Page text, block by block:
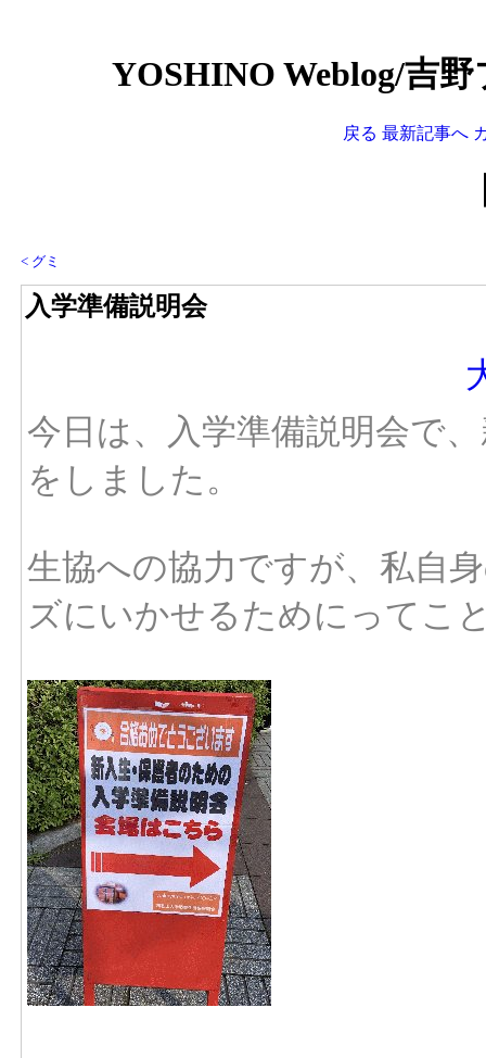
YOSHINO Weblog/吉
戻る 最新記事へ
< グミ
入学準備説明会
今日は、入学準備説明会で
をしました。
生協への協力ですが、私自
ズにいかせるためにってこ